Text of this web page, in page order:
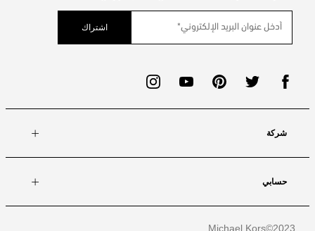
اشتراك
شركة
حسابي
Michael Kors